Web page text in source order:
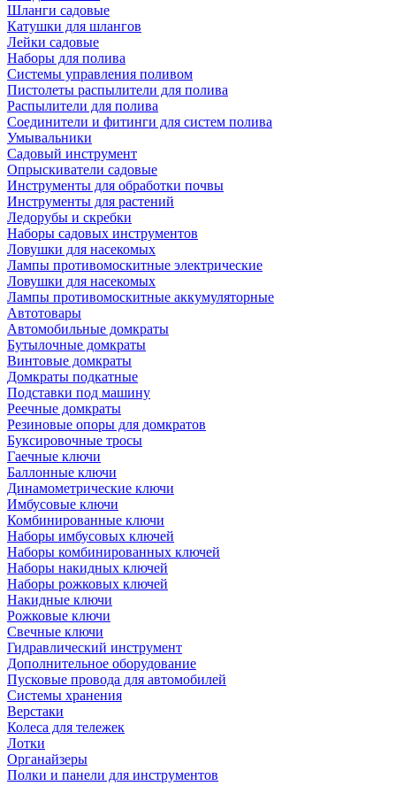
Шланги садовые
Катушки для шлангов
Лейки садовые
Наборы для полива
Системы управления поливом
Пистолеты распылители для полива
Распылители для полива
Соединители и фитинги для систем полива
Умывальники
Садовый инструмент
Опрыскиватели садовые
Инструменты для обработки почвы
Инструменты для растений
Ледорубы и скребки
Наборы садовых инструментов
Ловушки для насекомых
Лампы противомоскитные электрические
Ловушки для насекомых
Лампы противомоскитные аккумуляторные
Автотовары
Автомобильные домкраты
Бутылочные домкраты
Винтовые домкраты
Домкраты подкатные
Подставки под машину
Реечные домкраты
Резиновые опоры для домкратов
Буксировочные тросы
Гаечные ключи
Баллонные ключи
Динамометрические ключи
Имбусовые ключи
Комбинированные ключи
Наборы имбусовых ключей
Наборы комбинированных ключей
Наборы накидных ключей
Наборы рожковых ключей
Накидные ключи
Рожковые ключи
Свечные ключи
Гидравлический инструмент
Дополнительное оборудование
Пусковые провода для автомобилей
Системы хранения
Верстаки
Колеса для тележек
Лотки
Органайзеры
Полки и панели для инструментов